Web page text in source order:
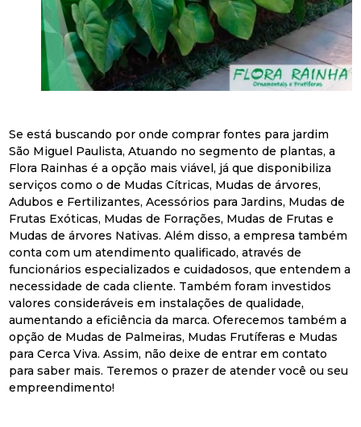
Se está buscando por onde comprar fontes para jardim
São Miguel Paulista, Atuando no segmento de plantas, a
Flora Rainhas é a opção mais viável, já que disponibiliza
serviços como o de Mudas Cítricas, Mudas de árvores,
Adubos e Fertilizantes, Acessórios para Jardins, Mudas de
Frutas Exóticas, Mudas de Forrações, Mudas de Frutas e
Mudas de árvores Nativas. Além disso, a empresa também
conta com um atendimento qualificado, através de
funcionários especializados e cuidadosos, que entendem a
necessidade de cada cliente. Também foram investidos
valores consideráveis em instalações de qualidade,
aumentando a eficiência da marca. Oferecemos também a
opção de Mudas de Palmeiras, Mudas Frutíferas e Mudas
para Cerca Viva. Assim, não deixe de entrar em contato
para saber mais. Teremos o prazer de atender você ou seu
empreendimento!